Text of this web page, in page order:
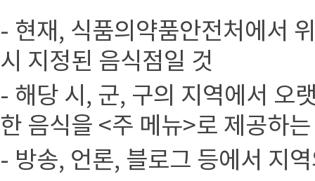
- 현재, 식품의약품안전처에서
시 지정된 음식점일 것
- 해당 시, 군, 구의 지역에서 오
한 음식을 <주 메뉴>로 제공하
- 방송, 언론, 블로그 등에서 지